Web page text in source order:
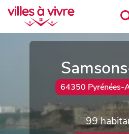
64350 Pyrénées-
99